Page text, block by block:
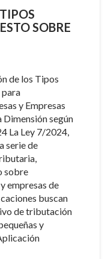
SOBRE
de los Tipos
y Empresas
Dimensión según
La Ley 7/2024,
serie de
sobre
empresas de
buscan
de tributación
y